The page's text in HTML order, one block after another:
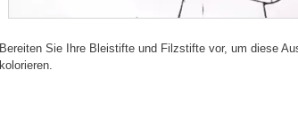
Bereiten Sie Ihre Bleistifte und Filzstifte vor, um diese
kolorieren.